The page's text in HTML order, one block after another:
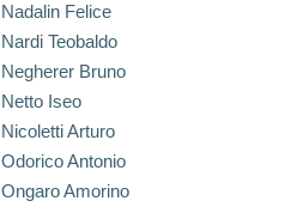
Nadalin Felice
Nardi Teobaldo
Negherer Bruno
Netto Iseo
Nicoletti Arturo
Odorico Antonio
Ongaro Amorino